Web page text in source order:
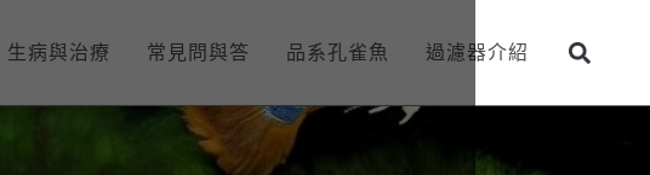
生病與治療 常見問與答 品系孔雀魚 過濾器介紹